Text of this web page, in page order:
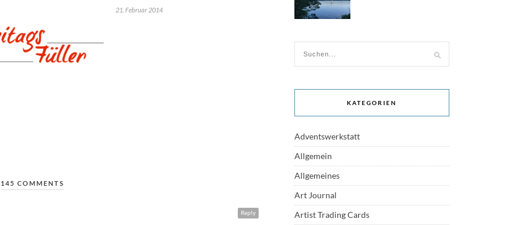
21. Februar 2014
145 COMMENTS
Reply
KATEGORIEN
Adventswerkstatt
Allgemein
Allgemeines
Art Journal
Artist Trading Cards